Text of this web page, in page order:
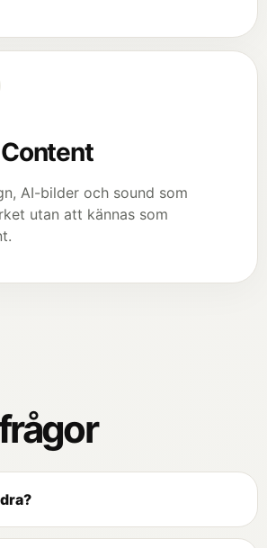
AI-bilder och sound som
utan att kännas som